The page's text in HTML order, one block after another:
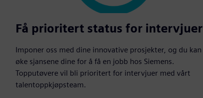
Få prioritert status for intervjuer
Imponer oss med dine innovative prosjekter, og du kan
øke sjansene dine for å få en jobb hos Siemens.
Topputøvere vil bli prioritert for intervjuer med vårt
talentoppkjøpsteam.